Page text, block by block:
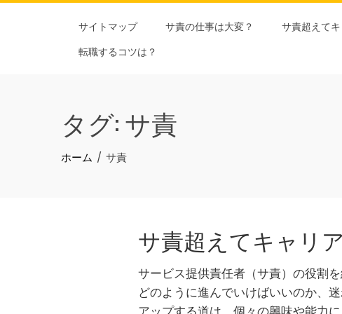
Skip
サイトマップ サ責の仕事は大変？ サ責超えて
転職するコツは？
タグ:サ責
ホーム サ責
サ責超えてキャリ
サービス提供責任者（サ責）の役割
どのように進んでいけばいいのか、